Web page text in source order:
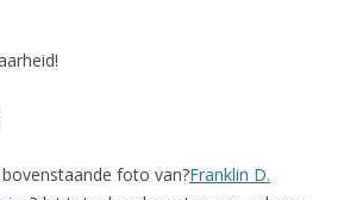
foto van?Franklin D.